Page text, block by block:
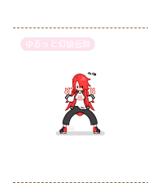
ゆるっと幻狼伝説